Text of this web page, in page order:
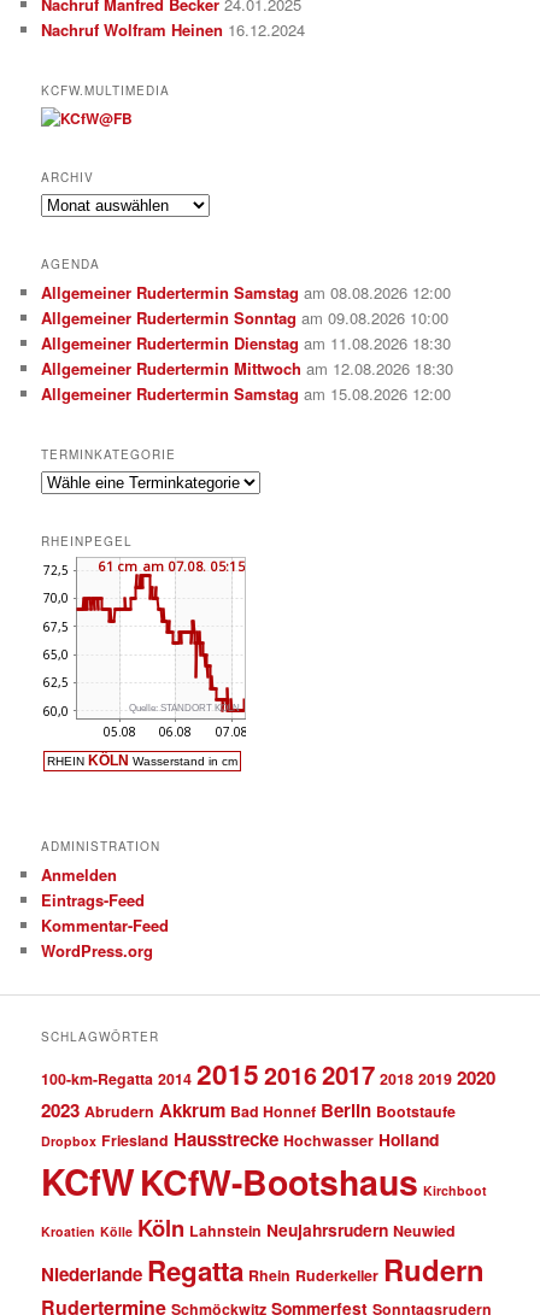
Nachruf Wolfram Heinen 16.12.2024
KCFW.MULTIMEDIA
ARCHIV
Archiv
AGENDA
Allgemeiner Rudertermin Samstag am 08.08.2026 12:00
Allgemeiner Rudertermin Sonntag am 09.08.2026 10:00
Allgemeiner Rudertermin Dienstag am 11.08.2026 18:30
Allgemeiner Rudertermin Mittwoch am 12.08.2026 18:30
Allgemeiner Rudertermin Samstag am 15.08.2026 12:00
TERMINKATEGORIE
RHEINPEGEL
ADMINISTRATION
Anmelden
Eintrags-Feed
Kommentar-Feed
WordPress.org
SCHLAGWÖRTER
100-km-Regatta 2014 201520162017 2018 2019 2020
2023 Abrudern Akkrum Bad Honnef Berlin Bootstaufe
Dropbox Friesland Hausstrecke Hochwasser Holland
KCfWKCfW-Bootshaus Kirchboot
Kroatien Kölle Köln Lahnstein Neujahrsrudern Neuwied
Niederlande Regatta Rhein Ruderkeller Rudern
Rudertermine Schmöckwitz Sommerfest Sonntagsrudern